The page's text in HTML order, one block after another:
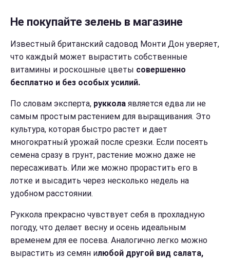
Не покупайте зелень в магазине
Известный британский садовод Монти Дон уверяет,
что каждый может вырастить собственные
витамины и роскошные цветы совершенно
бесплатно и без особых усилий.
По словам эксперта, руккола является едва ли не
самым простым растением для выращивания. Это
культура, которая быстро растет и дает
многократный урожай после срезки. Если посеять
семена сразу в грунт, растение можно даже не
пересаживать. Или же можно прорастить его в
лотке и высадить через несколько недель на
удобном расстоянии.
Руккола прекрасно чувствует себя в прохладную
погоду, что делает весну и осень идеальным
временем для ее посева. Аналогично легко можно
вырастить из семян илюбой другой вид салата,